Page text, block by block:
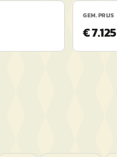
GEM. PRIJS
€ 7.125